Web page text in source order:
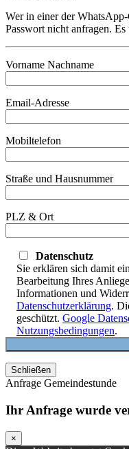
Wer in einer der
Passwort nicht anfragen.
Vorname Nachname
Email-Adresse
Mobiltelefon
Straße und Hausnummer
PLZ & Ort
Datenschutz
Sie erklären sich damit
Bearbeitung Ihres
Informationen und
Datenschutzerklärung.
geschützt. Google
Nutzungsbedingungen.
Schließen
Anfrage Gemeindestunde
Ihr Anfrage wurde
×